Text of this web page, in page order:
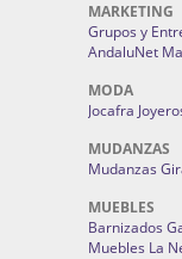
MARKETING
Grupos y
AndaluNet
MODA
Jocafra
MUDANZAS
Mudanzas
MUEBLES
Barnizados
Muebles La